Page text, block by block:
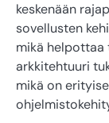
keskenään
sovellusten
mikä helpottaa
arkkitehtuuri
mikä on